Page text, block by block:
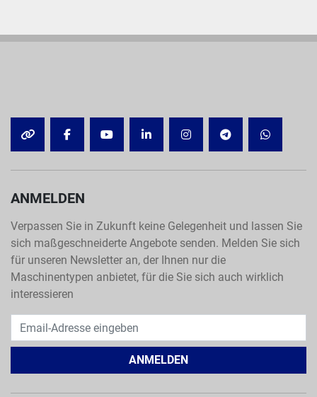
Drehzahlbereich: 30–10.000 min⁻¹
Werkzeugaufnahme: SK40
Antriebsmotor: DME 112 AL-4FGS (Kessler)
Max. Moment bei 40% ED: 191,0 Nm
NC-Rundtisch
Rundtisch: RTA 6S-1500
Tischdurchmesser: Ø 1.500 mm
Gewicht: 2.700 kg
Max. Transportlast (vertikale Drehachse): 10.000 kg
Werkzeugwechsler
Werkzeugwechsler: Typ M
OTHER FACEBOOKYOUTUBELINKEDININSTAGRAMTELEGRAM
ANMELDEN
Verpassen Sie in Zukunft keine Gelegenheit und lassen Sie
sich maßgeschneiderte Angebote senden. Melden Sie sich
für unseren Newsletter an, der Ihnen nur die
Maschinentypen anbietet, für die Sie sich auch wirklich
interessieren
ANMELDEN